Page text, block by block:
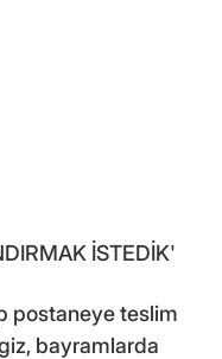
İSTEDİK'
postaneye teslim
bayramlarda